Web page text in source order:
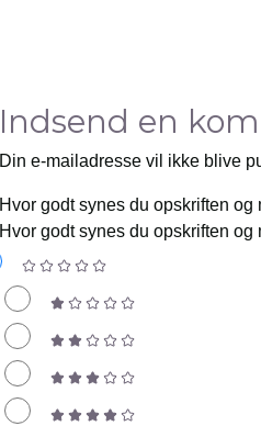
Indsend en
Din e-mailadresse vil ikke blive
Hvor godt synes du opskriften og
Hvor godt synes du opskriften og